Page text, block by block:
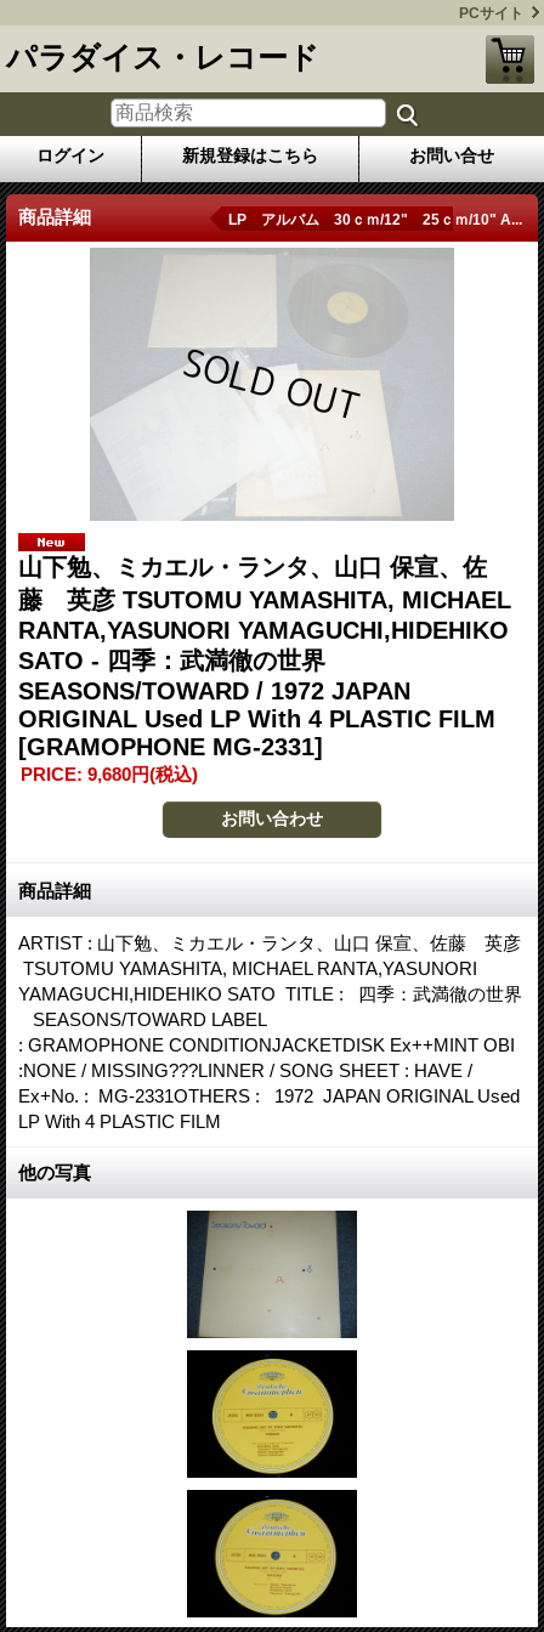
PCサイト
パラダイス・レコード
ログイン 新規登録はこちら お問い合せ
商品詳細 LP アルバム 30ｃｍ/12" 25ｃｍ/10" A...
山下勉、ミカエル・ランタ、山口 保宣、佐
藤 英彦 TSUTOMU YAMASHITA, MICHAEL
RANTA,YASUNORI YAMAGUCHI,HIDEHIKO
SATO - 四季：武満徹の世界
SEASONS/TOWARD / 1972 JAPAN
ORIGINAL Used LP With 4 PLASTIC FILM
[GRAMOPHONE MG-2331]
PRICE: 9,680円(税込)
商品詳細
ARTIST : 山下勉、ミカエル・ランタ、山口 保宣、佐藤 英彦
TSUTOMU YAMASHITA, MICHAEL RANTA,YASUNORI
YAMAGUCHI,HIDEHIKO SATO TITLE : 四季：武満徹の世界
SEASONS/TOWARD LABEL
: GRAMOPHONE CONDITIONJACKETDISK Ex++MINT OBI
:NONE / MISSING???LINNER / SONG SHEET : HAVE /
Ex+No. : MG-2331OTHERS : 1972 JAPAN ORIGINAL Used
LP With 4 PLASTIC FILM
他の写真